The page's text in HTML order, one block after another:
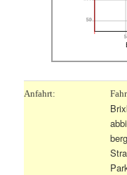
50
5
Anfahrt: